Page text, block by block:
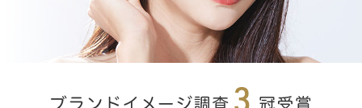
NEWS Q&A
よくあるご質問
無料カウンセリング予約